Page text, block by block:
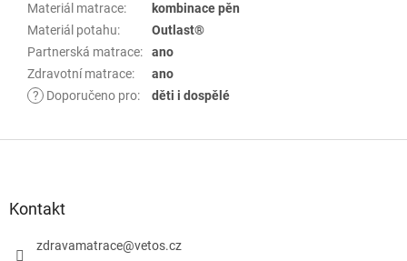
Materiál matrace:
kombinace pěn
Materiál potahu:
Outlast®
Partnerská matrace:
ano
Zdravotní matrace:
ano
?
Doporučeno pro: děti i dospělé
pKontakt
zdravamatrace@vetos.cz